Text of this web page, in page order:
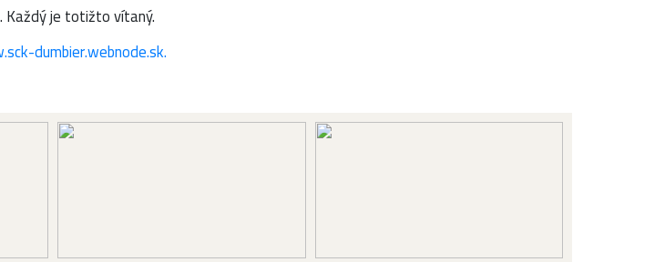
Každý je totižto vítaný.
dumbier.webnode.sk.